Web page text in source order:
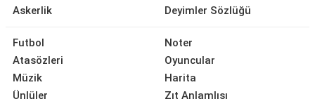
Askerlik
Deyimler Sözlüğü
Futbol
Atasözleri
Müzik
Ünlüler
Noter
Oyuncular
Harita
Zıt Anlamlısı